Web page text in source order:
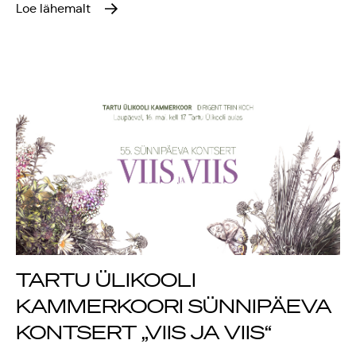
Emakeelne ülikool
tähistas sünnipäeva
Galakontsert
"Baltikum tantsib"
Üliõpilasmaja 20.
sünnipäev
Gaudeamus 2018
Loe lähemalt
TARTU ÜLIKOOLI
KAMMERKOORI SÜNNIPÄEVA
KONTSERT „VIIS JA VIIS“